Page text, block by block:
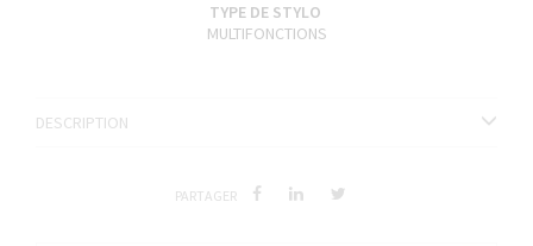
TYPE DE STYLO
MULTIFONCTIONS
DESCRIPTION
PARTAGER